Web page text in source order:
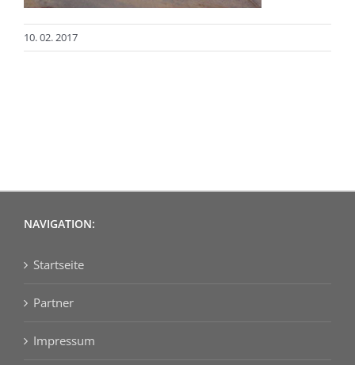
10. 02. 2017
NAVIGATION:
Startseite
Partner
Impressum